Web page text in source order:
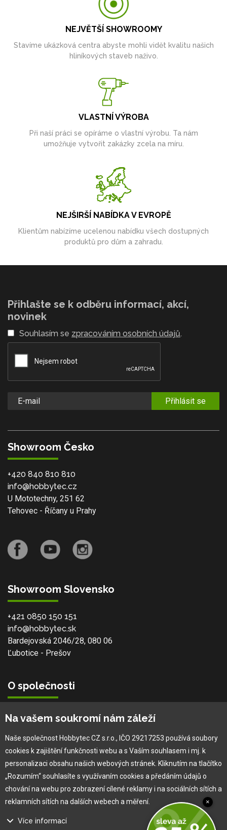
NEJVĚTŠÍ SHOWROOMY
Stavíme ukázková centra abyste mohli vidět kvalitu našich
hliníkových staveb naživo.
VLASTNÍ VÝROBA
Při naší práci se opíráme o vlastní výrobu. Ta nám
umožňuje vytvořit zakázky zcela na míru.
NEJŠIRŠÍ NABÍDKA V EVROPĚ
Klientům nabízíme ucelenou nabídku všech dostupných
produktů pro dům a zahradu.
Přihlašte se k odběru informací, akcí,
novinek
Souhlasím se zpracováním osobních údajů.
Přihlásit se
Showroom Česko
+420 840 810 810
info@hobbytec.cz
U Mototechny, 251 62
Tehovec - Říčany u Prahy
Showroom Slovensko
+421 0850 150 151
info@hobbytec.sk
Bardejovská 2046/28, 080 06
Ľubotice - Prešov
O společnosti
Vlastní výroba
Náš tým
O nás
Pro zákazníka
Obchodní podmínky
Jak na reklamaci
Na vašem soukromí nám záleží
Naše společnost Hobbytec CZ s.r.o., IČO 29217253 používá soubory
cookies k zajištění funkčnosti webu a s Vaším souhlasem i mj. k
personalizaci obsahu našich webových stránek. Kliknutím na tlačítko
„Rozumím“ souhlasíte s využívaním cookies a předáním údajů o
chování na webu pro zobrazení cílené reklamy i na sociálních sítích a
reklamních sítích na dalších webech a měření.
Více informací
×